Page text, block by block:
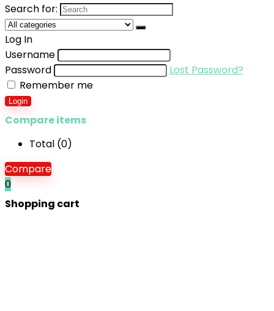
Search for:
Log In
Username
Password
Lost Password?
Remember me
Login
Compare items
Total (0)
Compare
0
Shopping cart